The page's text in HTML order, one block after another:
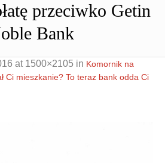
przeciwko Getin
Bank
at 1500×2105 in Komornik na
Ci mieszkanie? To teraz bank odda Ci